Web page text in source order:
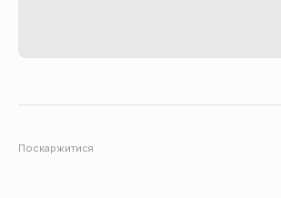
Поскаржитися